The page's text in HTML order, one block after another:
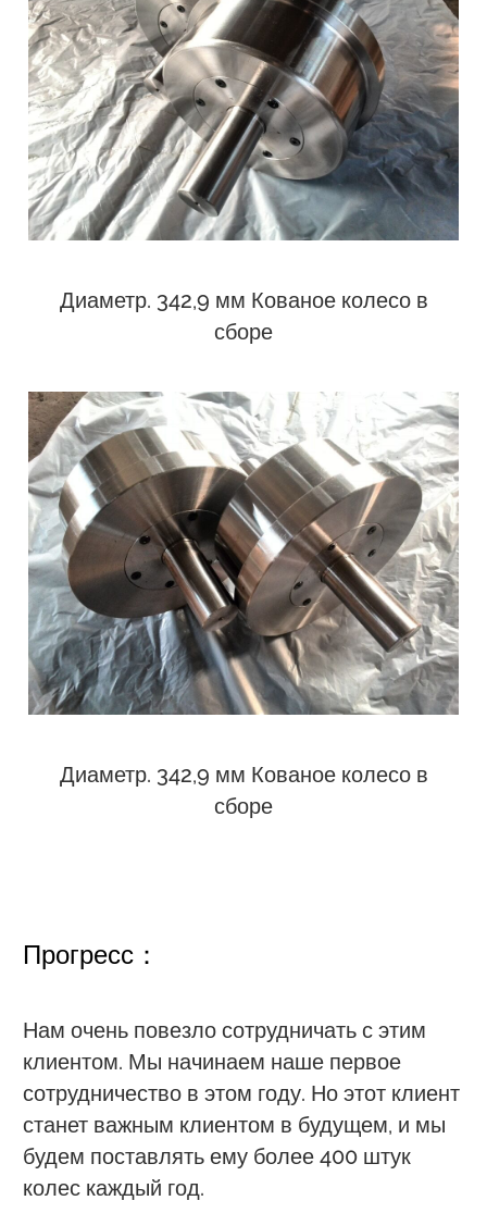
Диаметр. 342,9 мм Кованое колесо в
сборе
Диаметр. 342,9 мм Кованое колесо в
сборе
Прогресс：
Нам очень повезло сотрудничать с этим
клиентом. Мы начинаем наше первое
сотрудничество в этом году. Но этот клиент
станет важным клиентом в будущем, и мы
будем поставлять ему более 400 штук
колес каждый год.